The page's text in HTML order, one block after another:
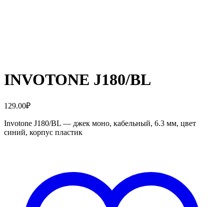
INVOTONE J180/BL
129.00₽
Invotone J180/BL — джек моно, кабельный, 6.3 мм, цвет
синий, корпус пластик